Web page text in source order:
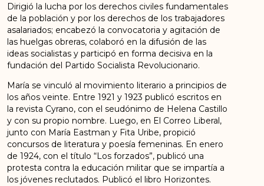
Dirigió la lucha por los derechos civiles fundamentales
de la población y por los derechos de los trabajadores
asalariados; encabezó la convocatoria y agitación de
las huelgas obreras, colaboró en la difusión de las
ideas socialistas y participó en forma decisiva en la
fundación del Partido Socialista Revolucionario.
María se vinculó al movimiento literario a principios de
los años veinte. Entre 1921 y 1923 publicó escritos en
la revista Cyrano, con el seudónimo de Helena Castillo
y con su propio nombre. Luego, en El Correo Liberal,
junto con María Eastman y Fita Uribe, propició
concursos de literatura y poesía femeninas. En enero
de 1924, con el título “Los forzados”, publicó una
protesta contra la educación militar que se impartía a
los jóvenes reclutados. Publicó el libro Horizontes.